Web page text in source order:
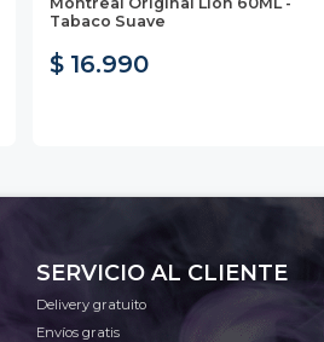
Tabaco Suave
$ 16.990
SERVICIO AL CLIENTE
Delivery gratuito
Envíos gratis